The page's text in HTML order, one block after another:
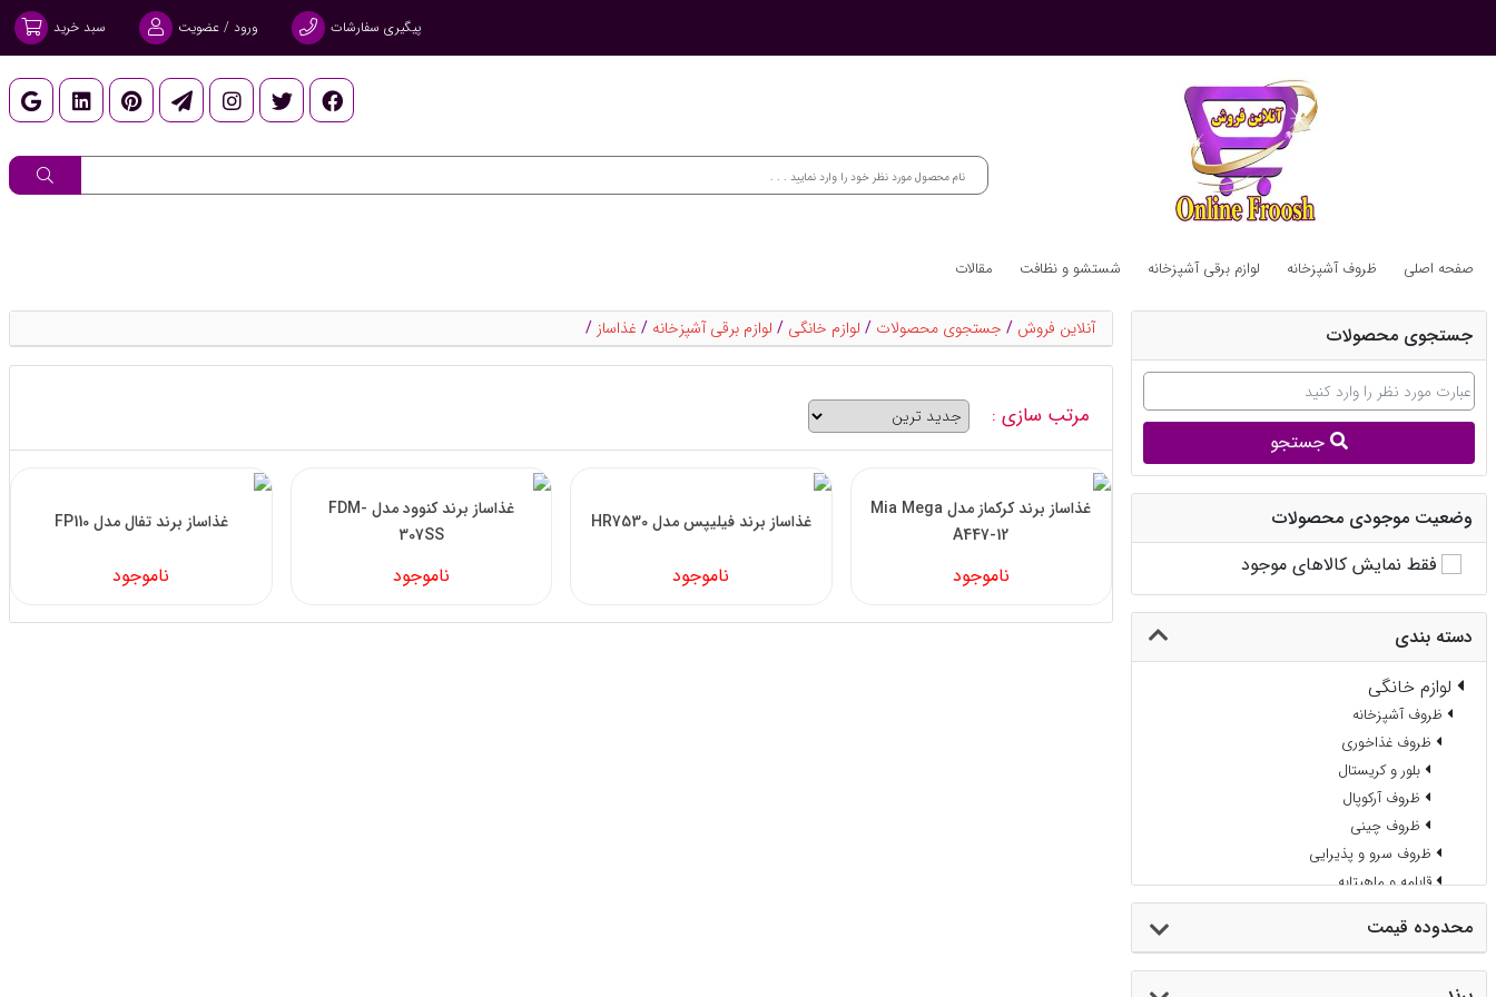
پیگیری سفارشات ورود / عضویت سبد خرید
صفحه اصلی ظروف آشپزخانه لوازم برقی آشپزخانه شستشو و نظافت مقالات
آنلاین فروش / جستجوی محصولات / لوازم خانگی / لوازم برقی آشپزخانه / غذاساز /
مرتب سازی :
غذاساز برند کرکماز مدل Mia Mega
A447-12
ناموجود
غذاساز برند فیلیپس مدل HR7530
ناموجود
غذاساز برند کنوود مدل FDM-
307SS
ناموجود
غذاساز برند تفال مدل FP110
ناموجود
جستجوی محصولات
جستجو
وضعیت موجودی محصولات
فقط نمایش کالاهای موجود
دسته بندی
لوازم خانگی
ظروف آشپزخانه
ظروف غذاخوری
بلور و کریستال
ظروف آرکوپال
ظروف چینی
ظروف سرو و پذیرایی
قابلمه و ماهیتابه
کفگیر و ملاقه
قاشق ، چنگال و کارد
پارچ و لیوان
محدوده قیمت